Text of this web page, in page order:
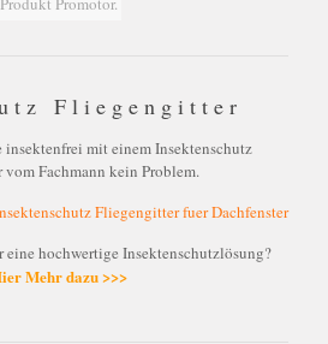
Fliegengitter
mit einem Insektenschutz
Fachmann kein Problem.
eine hochwertige Insektenschutzlösung?
Mehr dazu >>>